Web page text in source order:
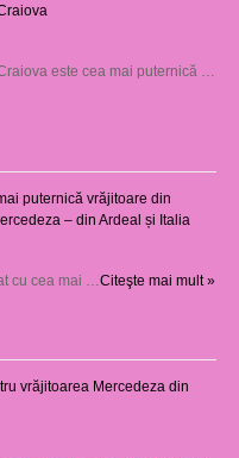
este cea mai puternică …
puternică vrăjitoare din
– din Ardeal și Italia
cu cea mai … Citeşte mai mult »
vrăjitoarea Mercedeza din